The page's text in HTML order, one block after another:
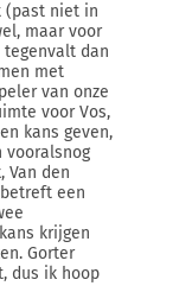
(past niet in
maar voor
tegenvalt dan
met
van onze
voor Vos,
kans geven,
vooralsnog
Van den
een
krijgen
Gorter
dus ik hoop